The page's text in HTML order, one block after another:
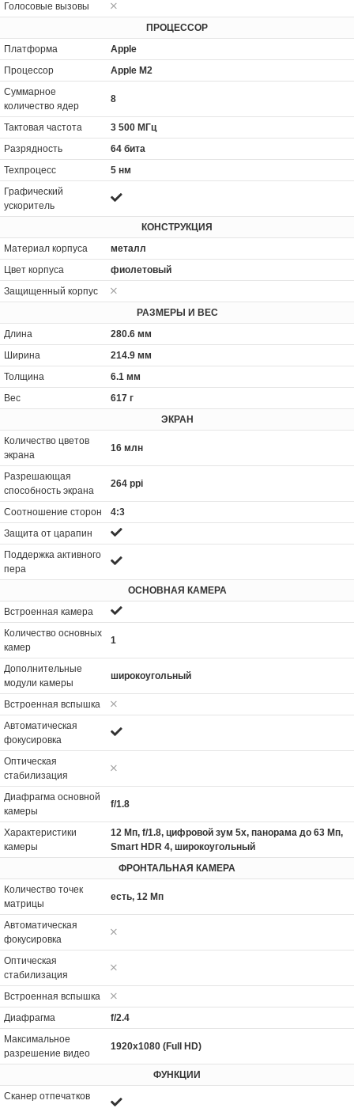
Голосовые вызовы
ПРОЦЕССОР
Платформа
Apple
Процессор
Apple M2
Суммарное
количество ядер
8
Тактовая частота
3 500 МГц
Разрядность
64 бита
Техпроцесс
5 нм
Графический
ускоритель
КОНСТРУКЦИЯ
Материал корпуса
металл
Цвет корпуса
фиолетовый
Защищенный корпус
РАЗМЕРЫ И ВЕС
Длина
280.6 мм
Ширина
214.9 мм
Толщина
6.1 мм
Вес
617 г
ЭКРАН
Количество цветов
экрана
16 млн
Разрешающая
способность экрана
264 ppi
Соотношение сторон
4:3
Защита от царапин
Поддержка активного
пера
ОСНОВНАЯ КАМЕРА
Встроенная камера
Количество основных
камер
1
Дополнительные
модули камеры
широкоугольный
Встроенная вспышка
Автоматическая
фокусировка
Оптическая
стабилизация
Диафрагма основной
камеры
f/1.8
Характеристики
камеры
12 Мп, f/1.8, цифровой зум 5x, панорама до 63 Мп,
Smart HDR 4, широкоугольный
ФРОНТАЛЬНАЯ КАМЕРА
Количество точек
матрицы
есть, 12 Мп
Автоматическая
фокусировка
Оптическая
стабилизация
Встроенная вспышка
Диафрагма
f/2.4
Максимальное
разрешение видео
1920x1080 (Full HD)
ФУНКЦИИ
Сканер отпечатков